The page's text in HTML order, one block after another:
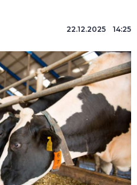
22.12.2025 14:25